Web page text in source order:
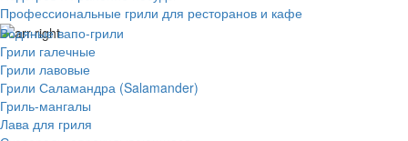
Профессиональные грили для ресторанов и кафе
Водяные вапо-грили
Грили галечные
Грили лавовые
Грили Саламандра (Salamander)
Гриль-мангалы
Лава для гриля